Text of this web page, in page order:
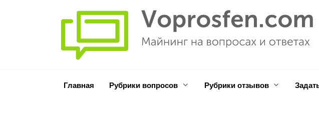
Главная Рубрики вопросов Рубрики отзывов